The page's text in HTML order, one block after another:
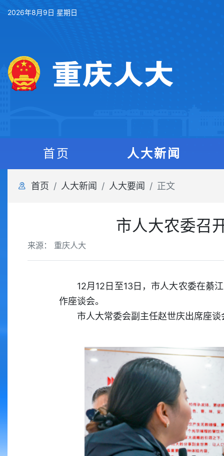
2026年8月9日 星期日
首页 人大新闻
首页 人大新闻 人大要闻 正文
市人大农委召
来源： 重庆人大
12月12日至13日，市人大农委在綦
作座谈会。
市人大常委会副主任赵世庆出席座